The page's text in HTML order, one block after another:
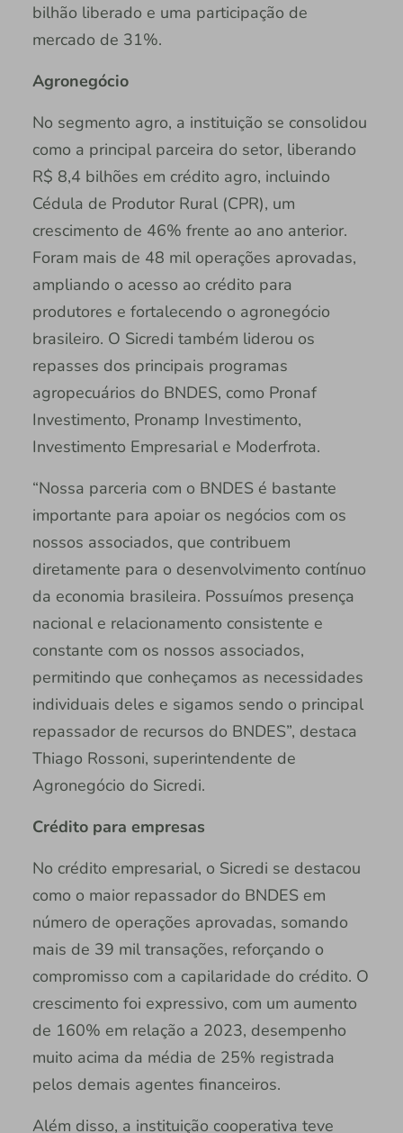
bilhão liberado e uma participação de
mercado de 31%.
Agronegócio
No segmento agro, a instituição se consolidou
como a principal parceira do setor, liberando
R$ 8,4 bilhões em crédito agro, incluindo
Cédula de Produtor Rural (CPR), um
crescimento de 46% frente ao ano anterior.
Foram mais de 48 mil operações aprovadas,
ampliando o acesso ao crédito para
produtores e fortalecendo o agronegócio
brasileiro. O Sicredi também liderou os
repasses dos principais programas
agropecuários do BNDES, como Pronaf
Investimento, Pronamp Investimento,
Investimento Empresarial e Moderfrota.
“Nossa parceria com o BNDES é bastante
importante para apoiar os negócios com os
nossos associados, que contribuem
diretamente para o desenvolvimento contínuo
da economia brasileira. Possuímos presença
nacional e relacionamento consistente e
constante com os nossos associados,
permitindo que conheçamos as necessidades
individuais deles e sigamos sendo o principal
repassador de recursos do BNDES”, destaca
Thiago Rossoni, superintendente de
Agronegócio do Sicredi.
Crédito para empresas
No crédito empresarial, o Sicredi se destacou
como o maior repassador do BNDES em
número de operações aprovadas, somando
mais de 39 mil transações, reforçando o
compromisso com a capilaridade do crédito. O
crescimento foi expressivo, com um aumento
de 160% em relação a 2023, desempenho
muito acima da média de 25% registrada
pelos demais agentes financeiros.
Além disso, a instituição cooperativa teve